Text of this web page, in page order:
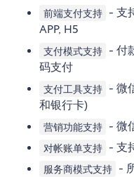
前端支付支持 - 支
APP, H5
支付模式支持 - 付
码支付
支付工具支持 - 微
和银行卡)
营销功能支持 - 微
对帐账单支持 - 支
服务商模式支持 -